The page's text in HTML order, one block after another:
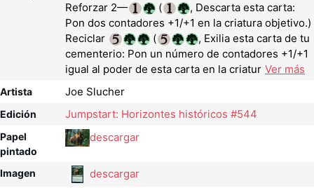
Reforzar 2—
(
, Descarta esta carta:
Pon dos contadores +1/+1 en la criatura objetivo.)
Reciclar
(
, Exilia esta carta de tu
cementerio: Pon un número de contadores +1/+1
igual al poder de esta carta en la criatur Ver más
Artista Joe Slucher
Edición Jumpstart: Horizontes históricos #544
Papel
pintado
descargar
Imagen descargar